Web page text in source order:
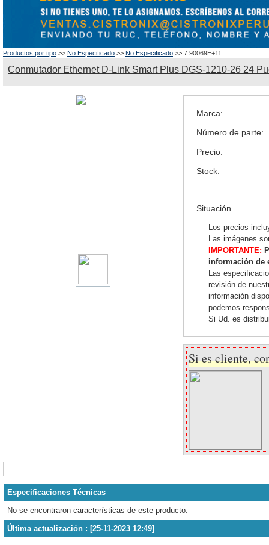
Productos por tipo >> No Especificado >> No Especificado >> 7.90069E+11
Conmutador Ethernet D-Link Smart Plus DGS-1210-26 24
Marca:
Número de parte:
Precio:
Stock:
Situación
Los precios
Las imágenes
IMPORTANTE:
información de
Las
revisión de
información
podemos
Si Ud. es
Si es cliente,
Especificaciones Técnicas
No se encontraron características de este producto.
Última actualización : [25-11-2023 12:49]